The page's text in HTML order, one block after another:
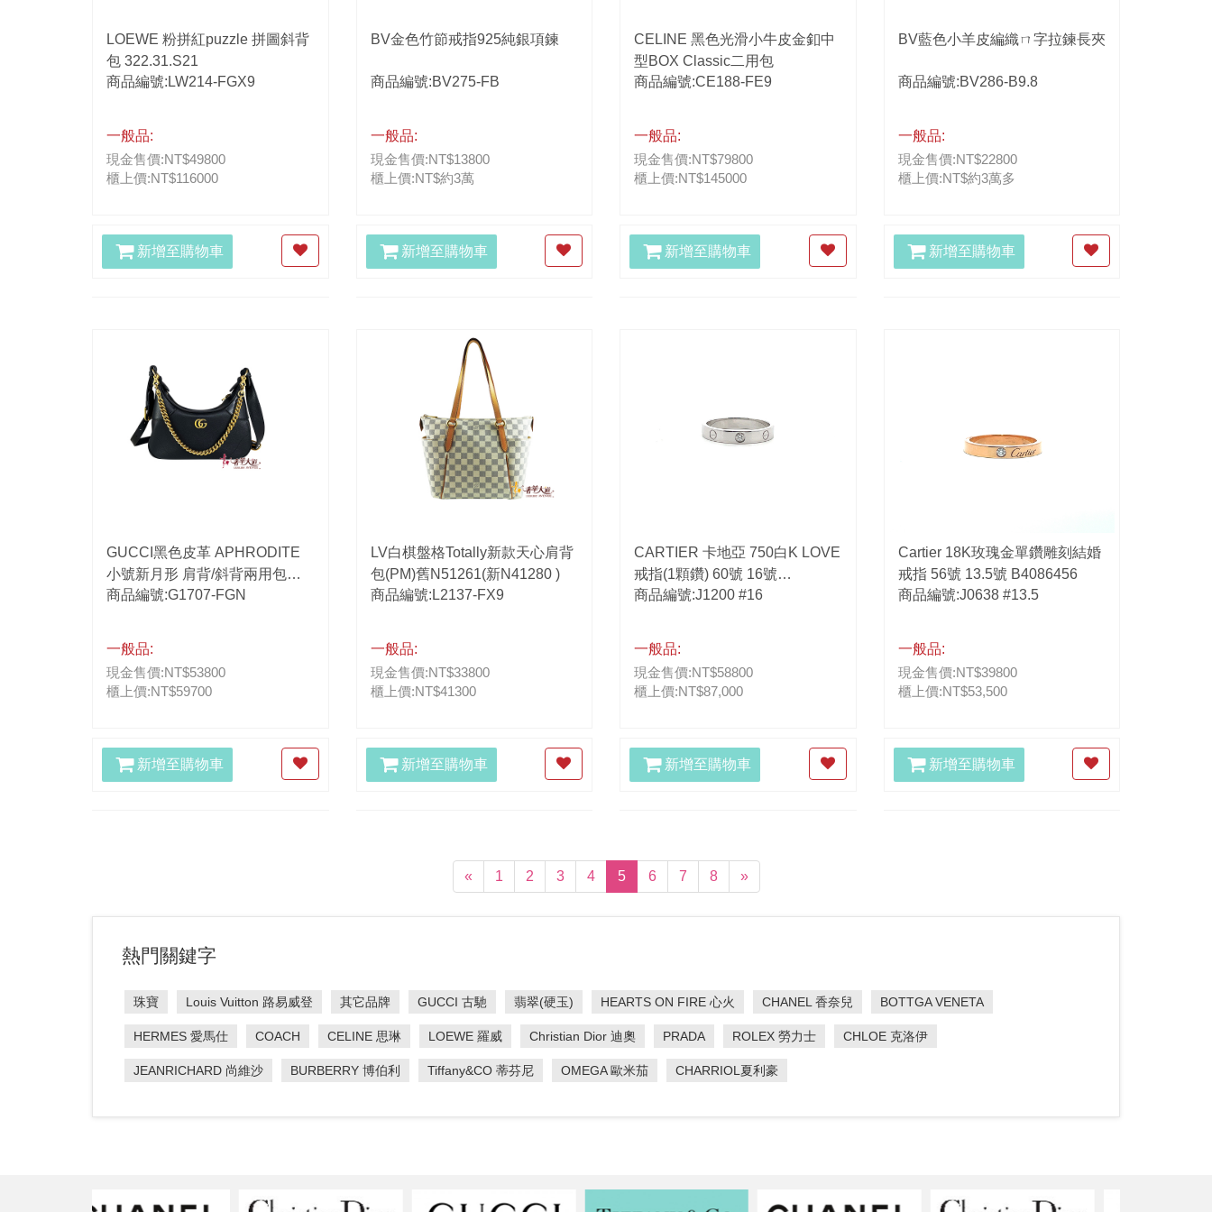
LOEWE 粉拼紅puzzle 拼圖斜背
包 322.31.S21
商品編號:LW214-FGX9
一般品:
現金售價:NT$49800
櫃上價:NT$116000
新增至購物車
BV金色竹節戒指925純銀項鍊
商品編號:BV275-FB
一般品:
現金售價:NT$13800
櫃上價:NT$約3萬
新增至購物車
CELINE 黑色光滑小牛皮金釦中
型BOX Classic二用包
商品編號:CE188-FE9
一般品:
現金售價:NT$79800
櫃上價:NT$145000
新增至購物車
BV藍色小羊皮編織ㄇ字拉鍊長夾
商品編號:BV286-B9.8
一般品:
現金售價:NT$22800
櫃上價:NT$約3萬多
新增至購物車
GUCCI黑色皮革 APHRODITE
小號新月形 肩背/斜背兩用包
731817
商品編號:G1707-FGN
一般品:
現金售價:NT$53800
櫃上價:NT$59700
新增至購物車
LV白棋盤格Totally新款天心肩背
包(PM)舊N51261(新N41280 )
商品編號:L2137-FX9
一般品:
現金售價:NT$33800
櫃上價:NT$41300
新增至購物車
CARTIER 卡地亞 750白K LOVE
戒指(1顆鑽) 60號 16號
B4050560
商品編號:J1200 #16
一般品:
現金售價:NT$58800
櫃上價:NT$87,000
新增至購物車
Cartier 18K玫瑰金單鑽雕刻結婚
戒指 56號 13.5號 B4086456
商品編號:J0638 #13.5
一般品:
現金售價:NT$39800
櫃上價:NT$53,500
新增至購物車
« 1 2 3 4 5(current)
6 7 8 »
熱門關鍵字
珠寶 Louis Vuitton 路易威登 其它品牌 GUCCI 古馳 翡翠(硬玉) HEARTS ON FIRE 心火 CHANEL 香奈兒 BOTTGA VENETA
HERMES 愛馬仕 COACH CELINE 思琳 LOEWE 羅威 Christian Dior 迪奧 PRADA ROLEX 勞力士 CHLOE 克洛伊
JEANRICHARD 尚維沙 BURBERRY 博伯利 Tiffany&CO 蒂芬尼 OMEGA 歐米茄 CHARRIOL夏利豪